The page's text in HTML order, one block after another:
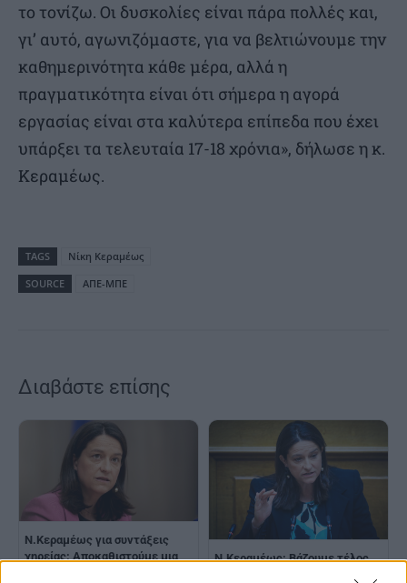
το τονίζω. Οι δυσκολίες είναι πάρα πολλές και,
γι’ αυτό, αγωνιζόμαστε, για να βελτιώνουμε την
καθημερινότητα κάθε μέρα, αλλά η
πραγματικότητα είναι ότι σήμερα η αγορά
εργασίας είναι στα καλύτερα επίπεδα που έχει
υπάρξει τα τελευταία 17-18 χρόνια», δήλωσε η κ.
Κεραμέως.
TAGS
Νίκη Κεραμέως
SOURCE
ΑΠΕ-ΜΠΕ
Διαβάστε επίσης
Ν.Κεραμέως για συντάξεις
χηρείας: Αποκαθιστούμε μια
Ν.Κεραμέως: Βάζουμε τέλος